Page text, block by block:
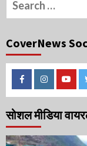
for:
CoverNews
FacebookInstagram
सोशल मीडिया